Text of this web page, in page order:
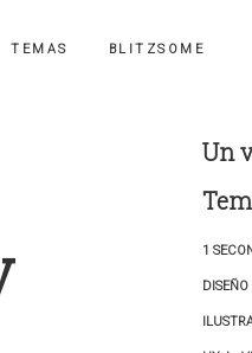
TEMAS BLITZSOME
Un
1
DISEÑO